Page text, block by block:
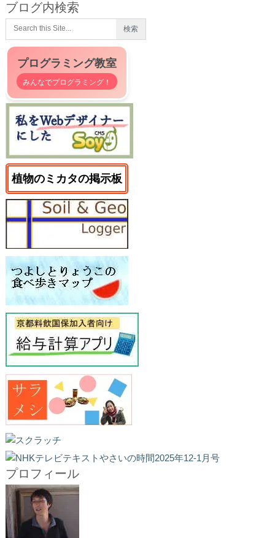
ブログ内検索
プログラミング教室
みんなでプログラミング！
植物のミカタの掲示板
プロフィール